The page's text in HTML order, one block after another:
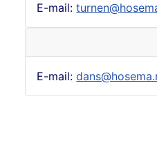
E-mail:
E-mail: